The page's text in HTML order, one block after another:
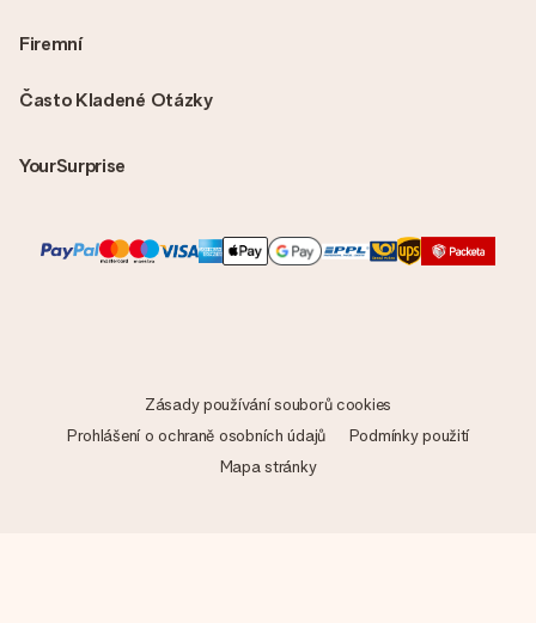
Často Kladené Otázky
YourSurprise
Firemní
Zásady používání souborů cookies
Prohlášení o ochraně osobních údajů
Podmínky použití
Mapa stránky